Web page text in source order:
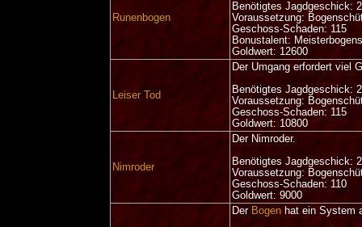
Runenbogen
Benötigtes Jagdgeschick:
Voraussetzung:
Geschoss-Schaden: 115
Bonustalent:
Goldwert: 12600
Leiser Tod
Der Umgang erfordert viel
Benötigtes Jagdgeschick:
Voraussetzung:
Geschoss-Schaden: 115
Goldwert: 10800
Nimroder
Der Nimroder.
Benötigtes Jagdgeschick:
Voraussetzung:
Geschoss-Schaden: 110
Goldwert: 9000
Der Bogen hat ein System